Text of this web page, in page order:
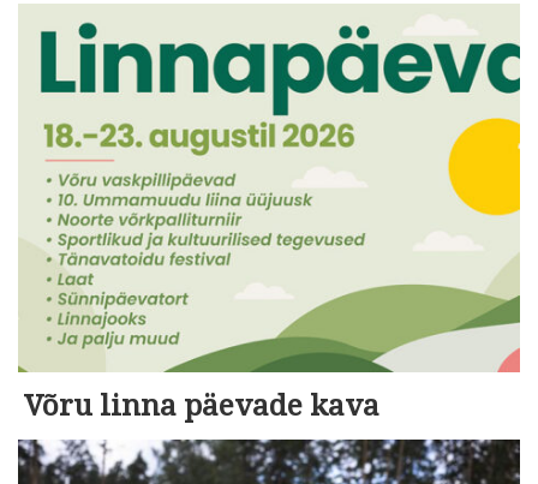
Võru linna päevade kava